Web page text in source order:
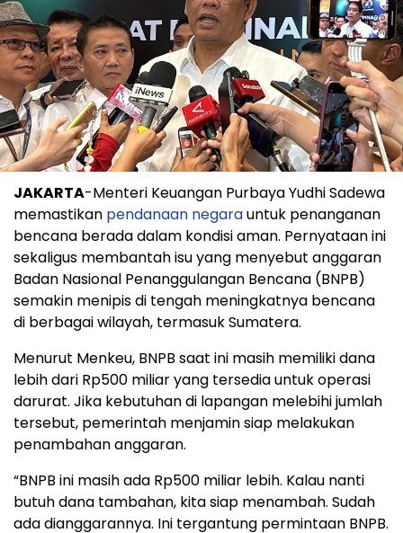
JAKARTA-Menteri Keuangan Purbaya Yudhi Sadewa
memastikan pendanaan negarauntuk penanganan
bencana berada dalam kondisi aman. Pernyataan ini
sekaligus membantah isu yang menyebut anggaran
Badan Nasional Penanggulangan Bencana (BNPB)
semakin menipis di tengah meningkatnya bencana
di berbagai wilayah, termasuk Sumatera.
Menurut Menkeu, BNPB saat ini masih memiliki dana
lebih dari Rp500 miliar yang tersedia untuk operasi
darurat. Jika kebutuhan di lapangan melebihi jumlah
tersebut, pemerintah menjamin siap melakukan
penambahan anggaran.
“BNPB ini masih ada Rp500 miliar lebih. Kalau nanti
butuh dana tambahan, kita siap menambah. Sudah
ada dianggarannya. Ini tergantung permintaan BNPB.